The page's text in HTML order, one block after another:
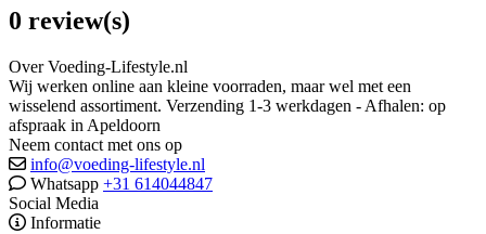
0 review(s)
Over Voeding-Lifestyle.nl
Wij werken online aan kleine voorraden, maar wel met een
wisselend assortiment. Verzending 1-3 werkdagen - Afhalen: op
afspraak in Apeldoorn
Neem contact met ons op
info@voeding-lifestyle.nl
Whatsapp +31 614044847
Social Media
Informatie